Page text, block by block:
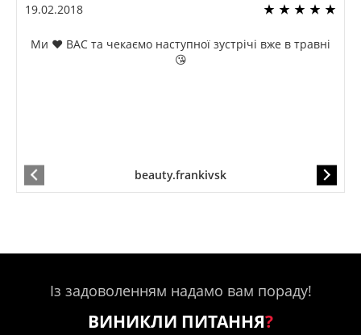
19.02.2018
Ми ❤️ ВАС та чекаємо наступної зустрічі вже в травні
😘
beauty.frankivsk
Із задоволенням надамо вам пораду!
ВИНИКЛИ ПИТАННЯ?